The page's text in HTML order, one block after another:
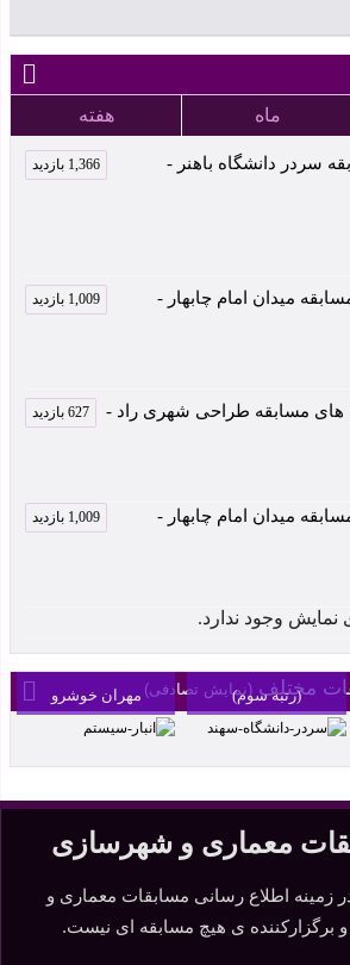
ماه هفته
سردر دانشگاه باهنر - 1,366 بازدید
میدان امام چابهار - 1,009 بازدید
های مسابقه طراحی شهری راد - 627 بازدید
میدان امام چابهار - 1,009 بازدید
وجود ندارد.
مختلف (نمایش تصادفی)
سردر دانشگاه سهند
(رتبه سوم)
انبار سیستم اثر
مهران خوشرو
معماری و شهرسازی
زمینه اطلاع رسانی مسابقات معماری و
ی هیچ مسابقه ای نیست.